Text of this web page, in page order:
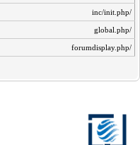
/inc/init.php
/global.php
/forumdisplay.php